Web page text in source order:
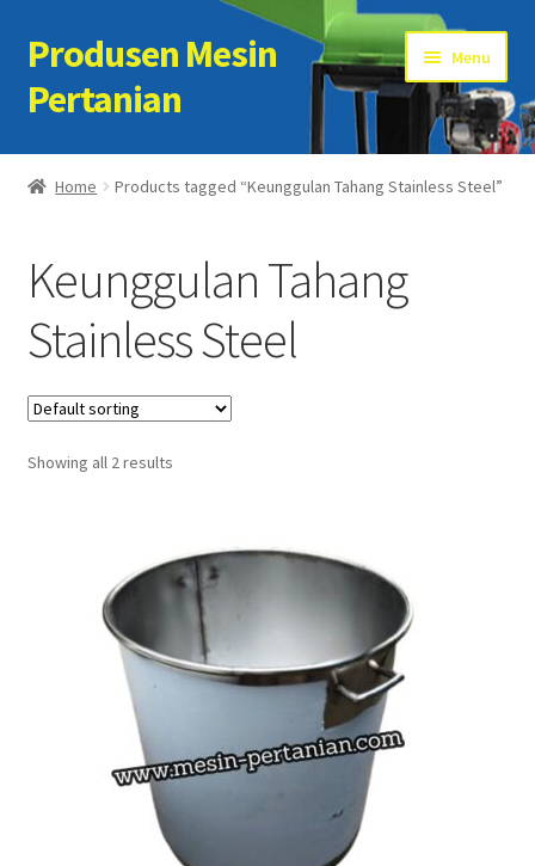
Skip
to
navigation
Skip
to
content
Produsen Mesin
Pertanian
Menu
Home
Cart
Checkout
Kontak Kami
My account
Home Products tagged “Keunggulan Tahang Stainless Steel”
Keunggulan Tahang
Stainless Steel
Showing all 2 results